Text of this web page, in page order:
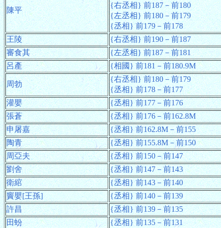
陳平
{右丞相} 前187－前180
{左丞相} 前180－前179
{丞相} 前179－前178
王陵
{右丞相} 前190－前187
審食其
{左丞相} 前187－前181
呂產
{相國} 前181－前180.9M
周勃
{右丞相} 前180－前179
{丞相} 前178－前177
灌嬰
{丞相} 前177－前176
張蒼
{丞相} 前176－前162.8M
申屠嘉
{丞相} 前162.8M－前155
陶青
{丞相} 前155.8M－前150
周亞夫
{丞相} 前150－前147
劉舍
{丞相} 前147－前143
衛綰
{丞相} 前143－前140
竇嬰[王孫]
{丞相} 前140－前139
許昌
{丞相} 前139－前135
田蚡
{丞相} 前135－前131